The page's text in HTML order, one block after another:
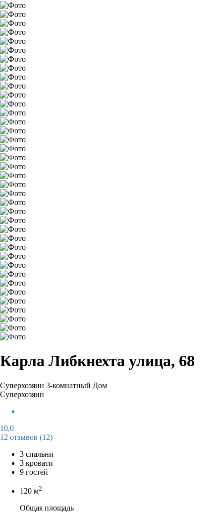
Карла Либкнехта улица, 68
Суперхозяин 3-комнатный Дом
Суперхозяин
10,0
12 отзывов (12)
3 спальни
3 кровати
9 гостей
120 м2
Общая площадь